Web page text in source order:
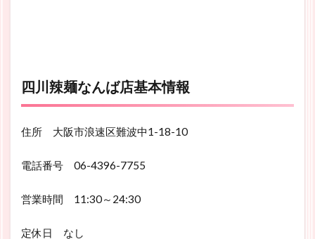
四川辣麺なんば店基本情報
住所 大阪市浪速区難波中1-18-10
電話番号 06-4396-7755
営業時間 11:30～24:30
定休日 なし